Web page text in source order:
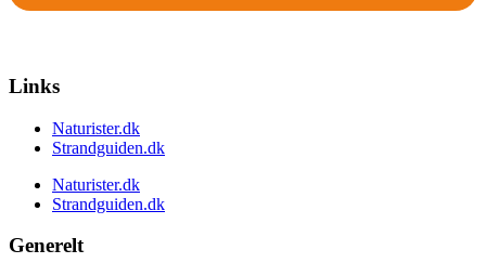
Links
Naturister.dk
Strandguiden.dk
Naturister.dk
Strandguiden.dk
Generelt